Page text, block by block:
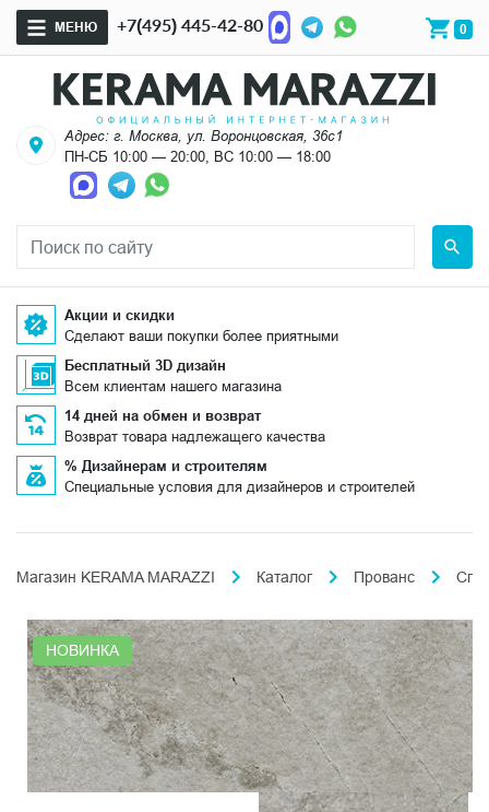
МЕНЮ +7(495) 445-42-80 0
Адрес: г. Москва, ул. Воронцовская, 36с1
ПН-СБ 10:00 — 20:00, ВС 10:00 — 18:00
Акции и скидки
Сделают ваши покупки более приятными
Бесплатный 3D дизайн
Всем клиентам нашего магазина
14 дней на обмен и возврат
Возврат товара надлежащего качества
% Дизайнерам и строителям
Специальные условия для дизайнеров и строителей
Магазин KERAMA MARAZZI Каталог Прованс
НОВИНКА